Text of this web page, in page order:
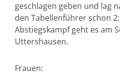
geschlagen geben und lag
den Tabellenführer schon
Abstiegskampf geht es am
Uttershausen.
Frauen: